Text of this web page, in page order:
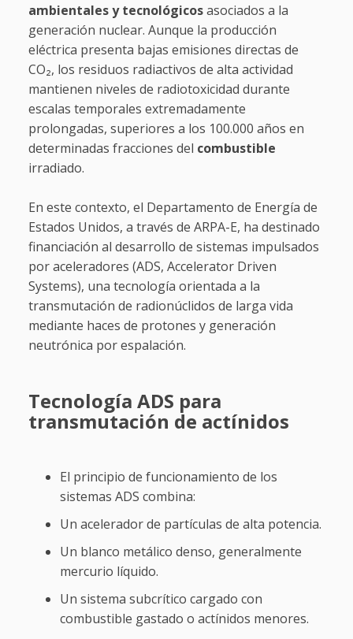
ambientales y tecnológicosasociados a la
generación nuclear. Aunque la producción
eléctrica presenta bajas emisiones directas de
CO₂, los residuos radiactivos de alta actividad
mantienen niveles de radiotoxicidad durante
escalas temporales extremadamente
prolongadas, superiores a los 100.000 años en
determinadas fracciones del combustible
irradiado.
En este contexto, el Departamento de Energía de
Estados Unidos, a través de ARPA-E, ha destinado
financiación al desarrollo de sistemas impulsados
por aceleradores (ADS, Accelerator Driven
Systems), una tecnología orientada a la
transmutación de radionúclidos de larga vida
mediante haces de protones y generación
neutrónica por espalación.
Tecnología ADS para
transmutación de actínidos
El principio de funcionamiento de los
sistemas ADS combina:
Un acelerador de partículas de alta potencia.
Un blanco metálico denso, generalmente
mercurio líquido.
Un sistema subcrítico cargado con
combustible gastado o actínidos menores.